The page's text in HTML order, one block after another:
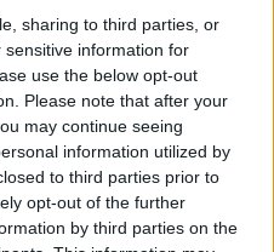
sharing to third parties, or
information for
use the below opt-out
Please note that after your
may continue seeing
information utilized by
to third parties prior to
opt-out of the further
by third parties on the
della collaborazione tra
l’ISIS “Isaac Newton” e
di formare nuovi
concrete. Un passo
settore metalmeccanico,
di manodopera